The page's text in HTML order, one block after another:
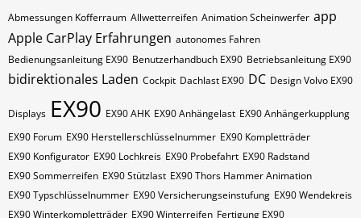
Abmessungen Kofferraum Allwetterreifen Animation Scheinwerfer app
Apple CarPlay Erfahrungen autonomes Fahren
Bedienungsanleitung EX90 Benutzerhandbuch EX90 Betriebsanleitung EX90
bidirektionales Laden Cockpit Dachlast EX90 DC Design Volvo EX90
Displays EX90 EX90 AHK EX90 Anhängelast EX90 Anhängerkupplung
EX90 Forum EX90 Herstellerschlüsselnummer EX90 Kompletträder
EX90 Konfigurator EX90 Lochkreis EX90 Probefahrt EX90 Radstand
EX90 Sommerreifen EX90 Stützlast EX90 Thors Hammer Animation
EX90 Typschlüsselnummer EX90 Versicherungseinstufung EX90 Wendekreis
EX90 Winterkompletträder EX90 Winterreifen Fertigung EX90